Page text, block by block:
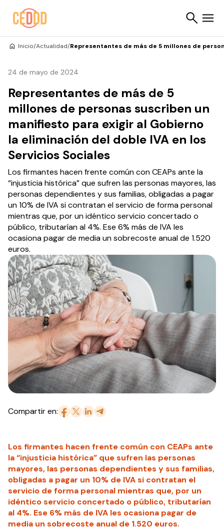
Inicio/Actualidad/Representantes de más de 5 millones de
24 de mayo de 2024
Representantes de más de 5
millones de personas suscriben un
manifiesto para exigir al Gobierno
la eliminación del doble IVA en los
Servicios Sociales
Los firmantes hacen frente común con CEAPs ante la
“injusticia histórica” que sufren las personas mayores, las
personas dependientes y sus familias, obligadas a pagar
un 10% de IVA si contratan el servicio de forma personal
mientras que, por un idéntico servicio concertado o
público, tributarían al 4%. Ese 6% más de IVA les
ocasiona pagar de media un sobrecoste anual de 1.520
euros.
Compartir en:
Los firmantes hacen frente común con CEAPs ante
la “injusticia histórica” que sufren las personas
mayores, las personas dependientes y sus familias,
obligadas a pagar un 10% de IVA si contratan el
servicio de forma personal mientras que, por un
idéntico servicio concertado o público, tributarían
al 4%. Ese 6% más de IVA les ocasiona pagar de
media un sobrecoste anual de 1.520 euros.